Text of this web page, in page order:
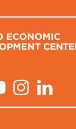
YouTube Instagram